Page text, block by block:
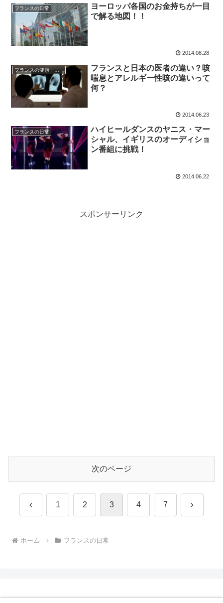
フランスの日常
ヨーロッパ各国のお金持ちが一目
で解る地図！！
2014.08.28
フランスの健康・医療
フランスと日本の医者の違い？咳
喘息とアレルギー性咳の違いって
何？
2014.06.23
フランスの日常
ハイヒールダンスのヤニス・マー
シャル、イギリスのオーディショ
ン番組に挑戦！
2014.06.22
スポンサーリンク
次のページ
前 1 2 3 4 7 次
ホーム フランスの日常